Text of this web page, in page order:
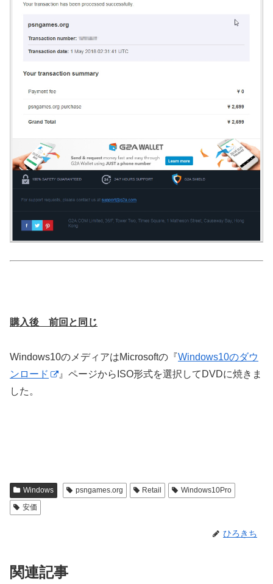
購入後 前回と同じ
Windows10のメディアはMicrosoftの『Windows10のダウ
ンロード
』ページからISO形式を選択してDVDに焼きま
した。
Windows psngames.org Retail
Windows10Pro
安価
ひろきち
関連記事